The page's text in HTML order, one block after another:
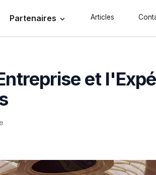
Partenaires Articles
et